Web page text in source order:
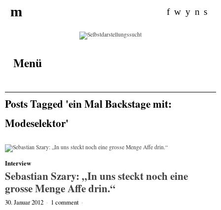
f w y n s
m
Menü
Posts Tagged 'ein Mal Backstage mit:
Modeselektor'
Interview
Sebastian Szary: „In uns steckt noch eine
grosse Menge Affe drin.“
30. Januar 2012 · 1 comment ·